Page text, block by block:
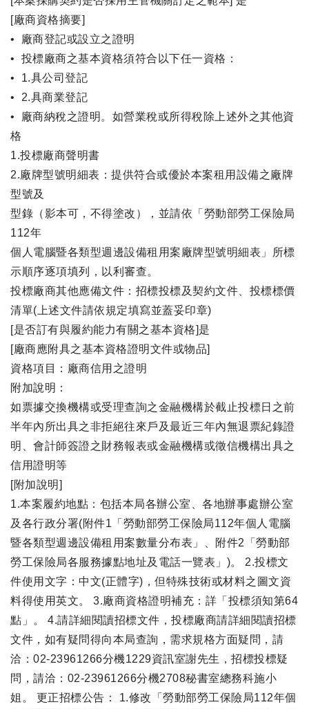
[廠商資格摘要]
• 廠商登記或設立之證明
• 投標廠商之基本資格須符合以下任一資格：
• 1.具公司登記
• 2.具商業登記
• 廠商納稅之證明。如營業稅或所得稅除上述外之其他資
格
1.投標廠商聲明書
2.廠牌型號明細表：提供符合或優於本案租用設備之廠牌
型號及
型錄（影本可，不得塗改），並請依「勞動部勞工保險局
112年
個人電腦暨各類型週邊設備租用案廠牌型號明細表」所標
示順序逐項填列，以利審查。
投標廠商其他應備文件：招標投標及契約文件、投標標價
清單(上述文件請依規定填寫並蓋妥印章)
[是否訂有與履約能力有關之基本資格]是
[廠商應附具之基本資格證明文件或物品]
資格項目：廠商信用之證明
附加說明：
如票據交換機構或受理查詢之金融機構於截止投標日之前
半年內所出具之非拒絕往來戶及最近三年內無退票紀錄證
明、會計師簽證之財務報表或金融機構或徵信機構出具之
信用證明等
[附加說明]
1.本案履約地點：包括本局各辦公室、各地辦事處辦公室
及各行政分署(附件1「勞動部勞工保險局112年個人電腦
暨各類型週邊設備租用案數量分布表」、附件2「勞動部
勞工保險局各服務據點地址及電話一覽表」)。 2.投標文
件使用文字：中文(正體字)，但特殊技術或材料之圖文資
料得使用英文。 3.廠商資格證明補充：詳「投標須知第64
點」。 4.請詳細閱讀招標文件，投標廠商請詳細閱讀招標
文件，如有疑問得向本局查詢，需求規格方面疑問，請
洽：02-23961266分機1229資訊室謝先生，招標投標疑
問，請洽：02-23961266分機2708秘書室總務科施小
姐。 更正招標公告： 1.修改「勞動部勞工保險局112年個